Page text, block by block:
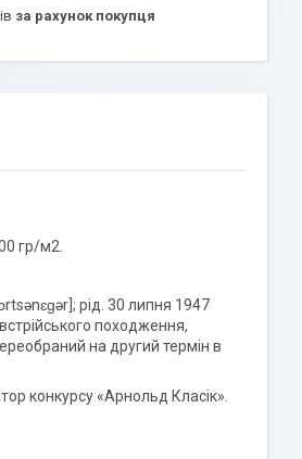
за рахунок покупця
гр/м2.
рід. 30 липня 1947
походження,
на другий термін в
конкурсу «Арнольд Класік».